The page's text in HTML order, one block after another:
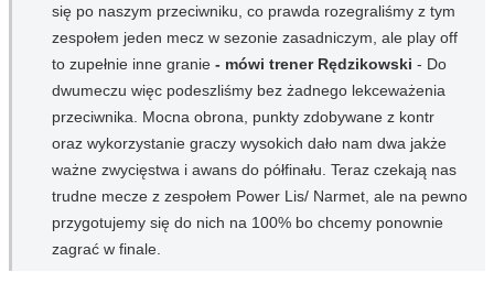
się po naszym przeciwniku, co prawda rozegraliśmy z tym
zespołem jeden mecz w sezonie zasadniczym, ale play off
to zupełnie inne granie - mówi trener Rędzikowski - Do
dwumeczu więc podeszliśmy bez żadnego lekceważenia
przeciwnika.
Mocna obrona, punkty zdobywane z kontr
oraz wykorzystanie graczy wysokich dało nam dwa jakże
ważne zwycięstwa i awans do półfinału. Teraz czekają nas
trudne mecze z zespołem Power Lis/ Narmet, ale na pewno
przygotujemy się do nich na 100% bo chcemy ponownie
zagrać w finale.